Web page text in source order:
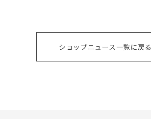
ショップニュース一覧に戻る